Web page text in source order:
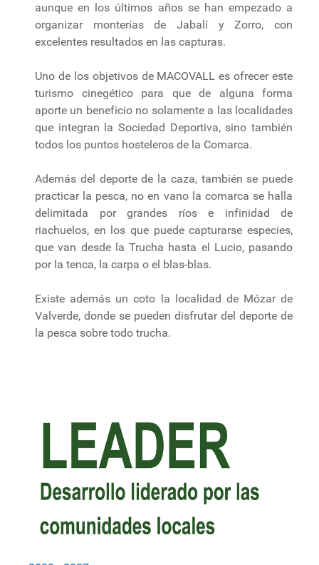
aunque en los últimos años se han empezado a
organizar monterías de Jabalí y Zorro, con
excelentes resultados en las capturas.
Uno de los objetivos de MACOVALL es ofrecer este
turismo cinegético para que de alguna forma
aporte un beneficio no solamente a las localidades
que integran la Sociedad Deportiva, sino también
todos los puntos hosteleros de la Comarca.
Además del deporte de la caza, también se puede
practicar la pesca, no en vano la comarca se halla
delimitada por grandes ríos e infinidad de
riachuelos, en los que puede capturarse especies,
que van desde la Trucha hasta el Lucio, pasando
por la tenca, la carpa o el blas-blas.
Existe además un coto la localidad de Mózar de
Valverde, donde se pueden disfrutar del deporte de
la pesca sobre todo trucha.